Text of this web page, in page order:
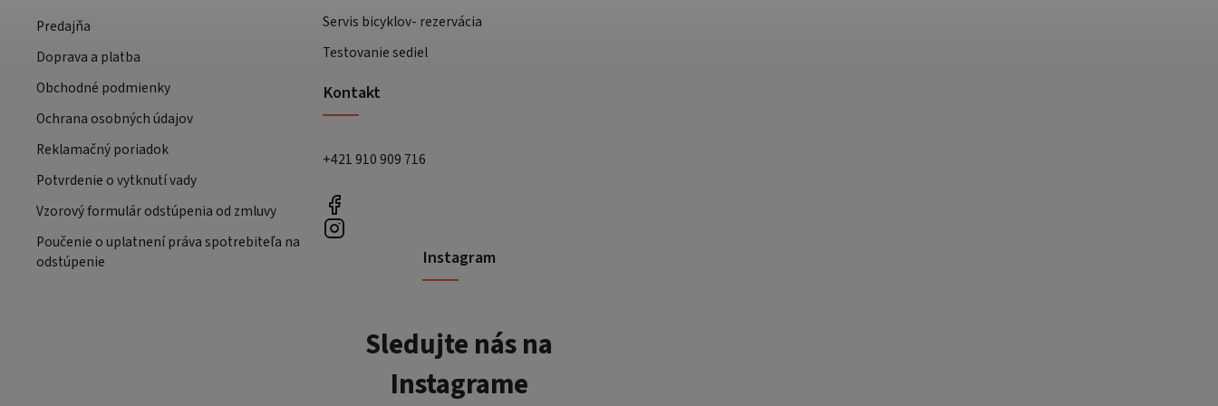
Predajňa
Doprava a platba
Obchodné podmienky
Ochrana osobných údajov
Reklamačný poriadok
Potvrdenie o vytknutí vady
Vzorový formulár odstúpenia od zmluvy
Poučenie o uplatnení práva spotrebiteľa na
odstúpenie
Servis bicyklov- rezervácia
Testovanie sediel
Kontakt
+421 910 909 716
Instagram
Sledujte nás na
Instagrame